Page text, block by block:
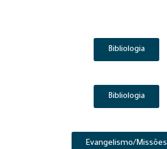
Bibliologia
Bibliologia
Evangelismo/Missões